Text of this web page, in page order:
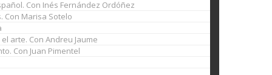
Con Inés Fernández Ordóñez
Con Marisa Sotelo
arte. Con Andreu Jaume
Con Juan Pimentel